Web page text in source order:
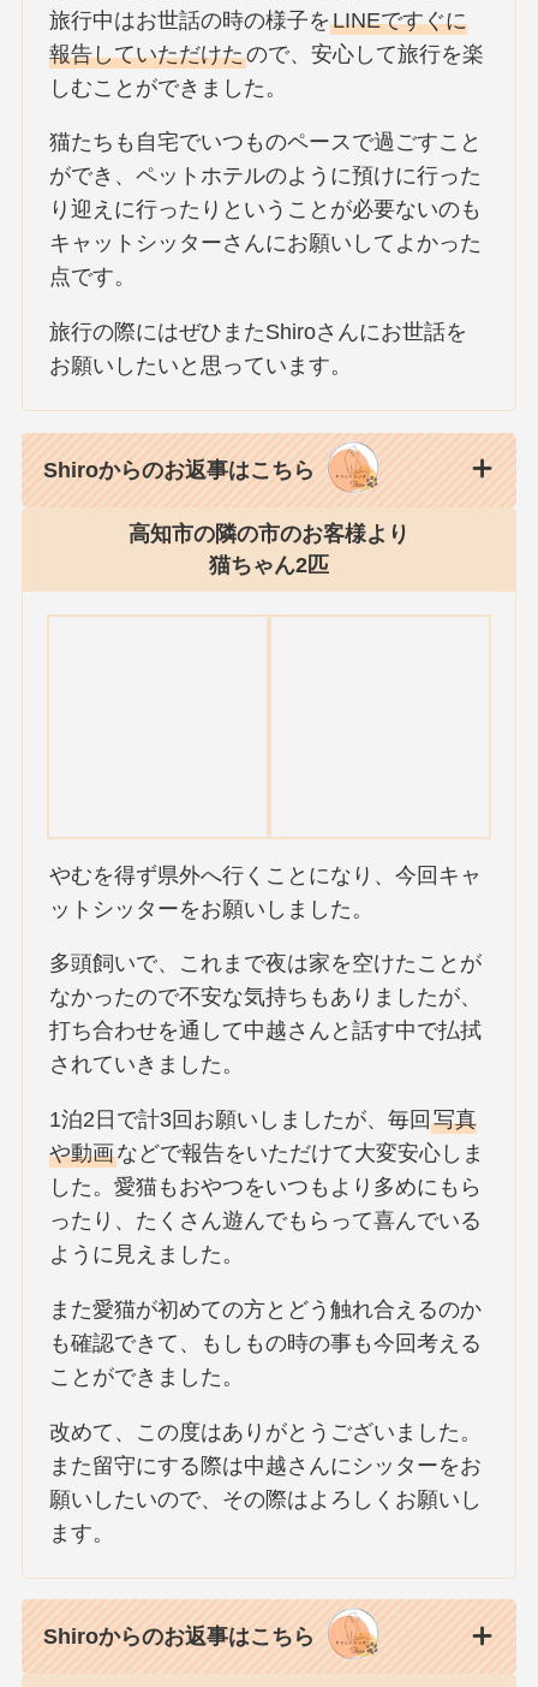
旅行中はお世話の時の様子をLINEですぐに
報告していただけたので、安心して旅行を楽
しむことができました。
猫たちも自宅でいつものペースで過ごすこと
ができ、ペットホテルのように預けに行った
り迎えに行ったりということが必要ないのも
キャットシッターさんにお願いしてよかった
点です。
旅行の際にはぜひまたShiroさんにお世話を
お願いしたいと思っています。
Shiroからのお返事はこちら
高知市の隣の市のお客様より
猫ちゃん2匹
やむを得ず県外へ行くことになり、今回キャ
ットシッターをお願いしました。
多頭飼いで、これまで夜は家を空けたことが
なかったので不安な気持ちもありましたが、
打ち合わせを通して中越さんと話す中で払拭
されていきました。
1泊2日で計3回お願いしましたが、毎回写真
や動画などで報告をいただけて大変安心しま
した。愛猫もおやつをいつもより多めにもら
ったり、たくさん遊んでもらって喜んでいる
ように見えました。
また愛猫が初めての方とどう触れ合えるのか
も確認できて、もしもの時の事も今回考える
ことができました。
改めて、この度はありがとうございました。
また留守にする際は中越さんにシッターをお
願いしたいので、その際はよろしくお願いし
ます。
Shiroからのお返事はこちら